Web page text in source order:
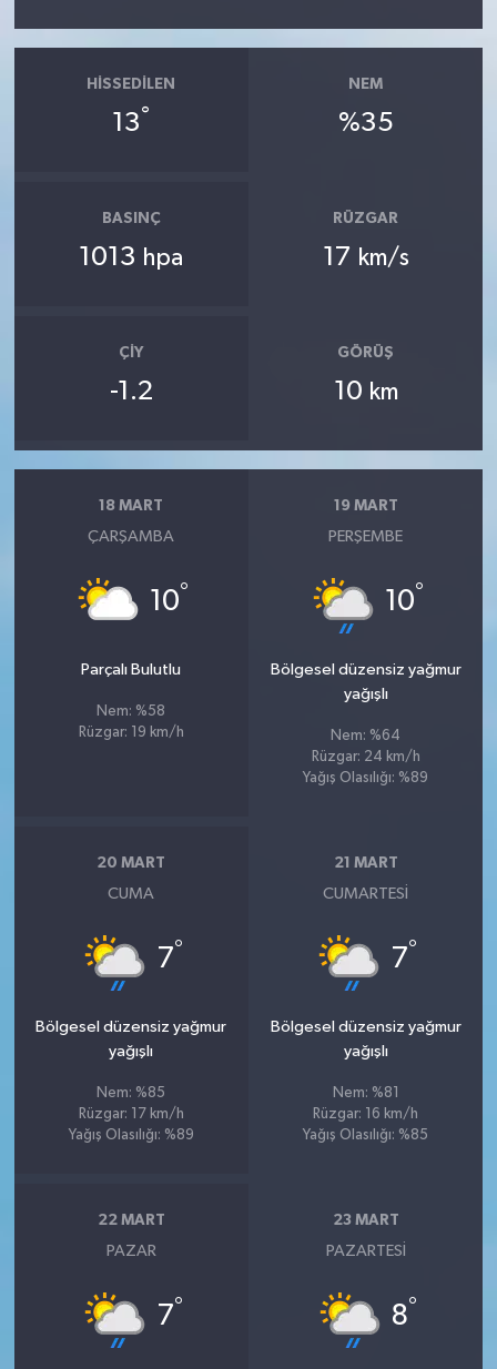
HISSEDILEN
13°
NEM
%35
BASINÇ
1013 hpa
RÜZGAR
17 km/s
ÇIY
-1.2
GÖRÜŞ
10 km
18 MART
ÇARŞAMBA
10°
Parçalı Bulutlu
Nem: %58
Rüzgar: 19 km/h
19 MART
PERŞEMBE
10°
Bölgesel düzensiz yağmur
yağışlı
Nem: %64
Rüzgar: 24 km/h
Yağış Olasılığı: %89
20 MART
CUMA
7°
Bölgesel düzensiz yağmur
yağışlı
Nem: %85
Rüzgar: 17 km/h
Yağış Olasılığı: %89
21 MART
CUMARTESI
7°
Bölgesel düzensiz yağmur
yağışlı
Nem: %81
Rüzgar: 16 km/h
Yağış Olasılığı: %85
22 MART
PAZAR
7°
23 MART
PAZARTESI
8°